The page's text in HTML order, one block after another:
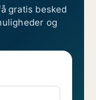
gratis besked
og